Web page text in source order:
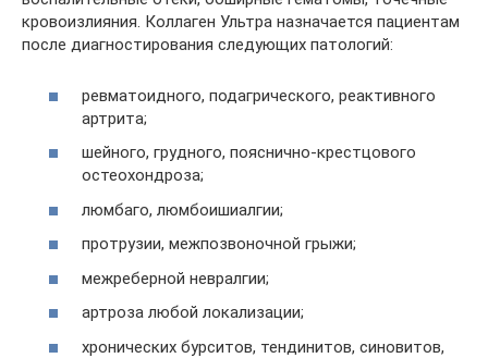
кровоизлияния. Коллаген Ультра назначается пациентам
после диагностирования следующих патологий:
ревматоидного, подагрического, реактивного
артрита;
шейного, грудного, пояснично-крестцового
остеохондроза;
люмбаго, люмбоишиалгии;
протрузии, межпозвоночной грыжи;
межреберной невралгии;
артроза любой локализации;
хронических бурситов, тендинитов, синовитов,